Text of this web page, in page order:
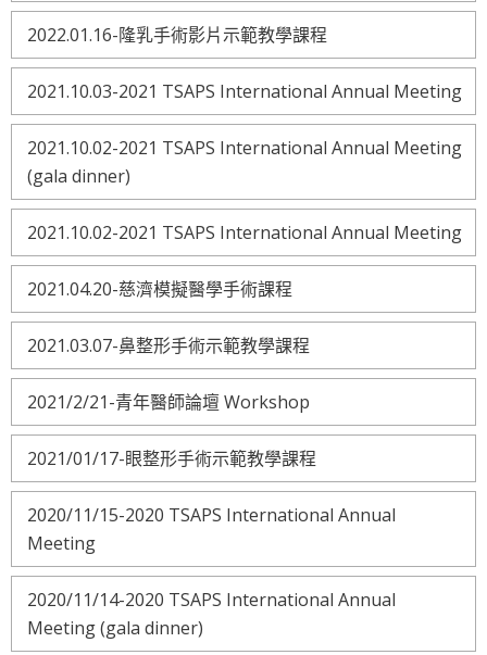
2022.01.16-隆乳手術影片示範教學課程
2021.10.03-2021 TSAPS International Annual Meeting
2021.10.02-2021 TSAPS International Annual Meeting
(gala dinner)
2021.10.02-2021 TSAPS International Annual Meeting
2021.04.20-慈濟模擬醫學手術課程
2021.03.07-鼻整形手術示範教學課程
2021/2/21-青年醫師論壇 Workshop
2021/01/17-眼整形手術示範教學課程
2020/11/15-2020 TSAPS International Annual
Meeting
2020/11/14-2020 TSAPS International Annual
Meeting (gala dinner)